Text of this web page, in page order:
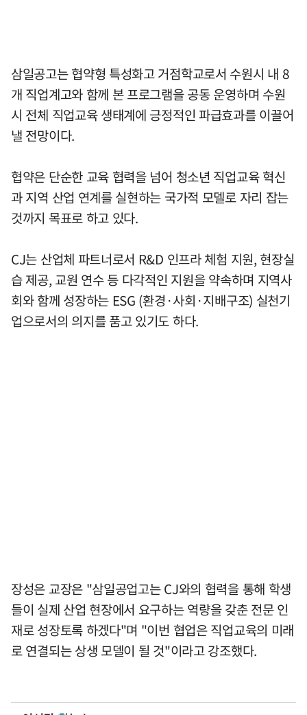
삼일공고는 협약형 특성화고 거점학교로서 수원시 내 8
개 직업계고와 함께 본 프로그램을 공동 운영하며 수원
시 전체 직업교육 생태계에 긍정적인 파급효과를 이끌어
낼 전망이다.
협약은 단순한 교육 협력을 넘어 청소년 직업교육 혁신
과 지역 산업 연계를 실현하는 국가적 모델로 자리 잡는
것까지 목표로 하고 있다.
CJ는 산업체 파트너로서 R&D 인프라 체험 지원, 현장실
습 제공, 교원 연수 등 다각적인 지원을 약속하며 지역사
회와 함께 성장하는 ESG (환경·사회·지배구조) 실천기
업으로서의 의지를 품고 있기도 하다.
장성은 교장은 "삼일공업고는 CJ와의 협력을 통해 학생
들이 실제 산업 현장에서 요구하는 역량을 갖춘 전문 인
재로 성장토록 하겠다"며 "이번 협업은 직업교육의 미래
로 연결되는 상생 모델이 될 것"이라고 강조했다.